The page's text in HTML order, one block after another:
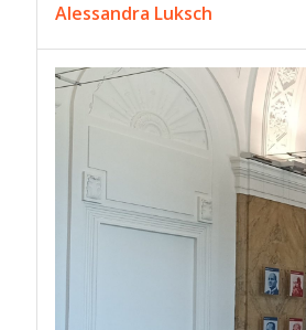
Alessandra Luksch